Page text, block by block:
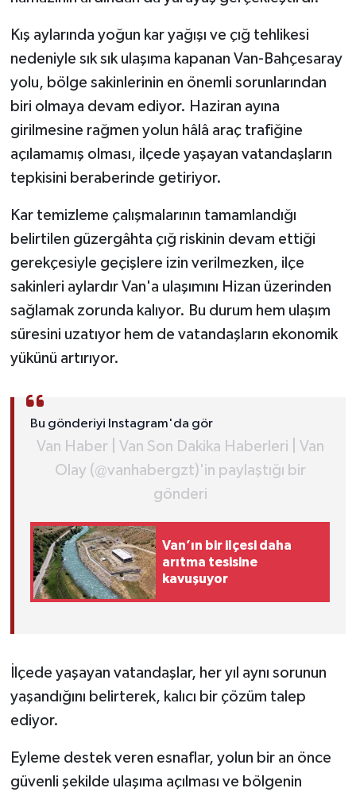
Kış aylarında yoğun kar yağışı ve çığ tehlikesi
nedeniyle sık sık ulaşıma kapanan Van-Bahçesaray
yolu, bölge sakinlerinin en önemli sorunlarından
biri olmaya devam ediyor. Haziran ayına
girilmesine rağmen yolun hâlâ araç trafiğine
açılamamış olması, ilçede yaşayan vatandaşların
tepkisini beraberinde getiriyor.
Kar temizleme çalışmalarının tamamlandığı
belirtilen güzergâhta çığ riskinin devam ettiği
gerekçesiyle geçişlere izin verilmezken, ilçe
sakinleri aylardır Van'a ulaşımını Hizan üzerinden
sağlamak zorunda kalıyor. Bu durum hem ulaşım
süresini uzatıyor hem de vatandaşların ekonomik
yükünü artırıyor.
Bu gönderiyi Instagram'da gör
Van Haber | Van Son Dakika Haberleri | Van
Olay (@vanhabergzt)'in paylaştığı bir
gönderi
Van’ın bir ilçesi daha
arıtma tesisine
kavuşuyor
İlçede yaşayan vatandaşlar, her yıl aynı sorunun
yaşandığını belirterek, kalıcı bir çözüm talep
ediyor.
Eyleme destek veren esnaflar, yolun bir an önce
güvenli şekilde ulaşıma açılması ve bölgenin